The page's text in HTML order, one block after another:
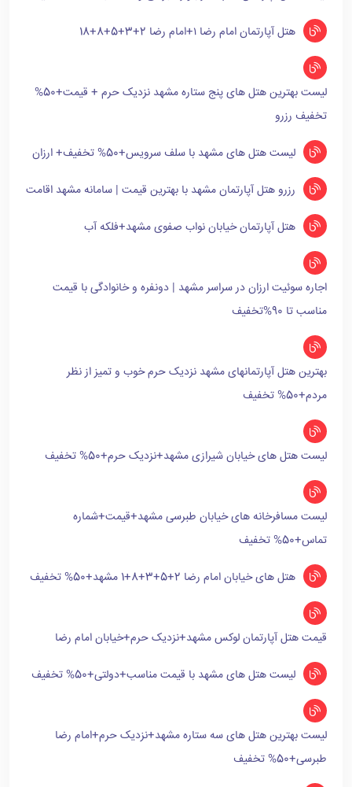
هتل آپارتمان امام رضا ۱+امام رضا 2+3+5+8+18
لیست بهترین هتل های پنج ستاره مشهد نزدیک حرم + قیمت+50%
تخفیف رزرو
لیست هتل های مشهد با سلف سرویس+50% تخفیف+ ارزان
رزرو هتل آپارتمان مشهد با بهترین قیمت | سامانه مشهد اقامت
هتل آپارتمان خیابان نواب صفوی مشهد+فلکه آب
اجاره سوئیت ارزان در سراسر مشهد | دونفره و خانوادگی با قیمت
مناسب تا 90%تخفیف
بهترین هتل آپارتمانهای مشهد نزدیک حرم خوب و تمیز از نظر
مردم+50% تخفیف
لیست هتل های خیابان شیرازی مشهد+نزدیک حرم+50% تخفیف
لیست مسافرخانه های خیابان طبرسی مشهد+قیمت+شماره
تماس+50% تخفیف
هتل های خیابان امام رضا 2+5+3+8+1 مشهد+50% تخفیف
قیمت هتل آپارتمان لوکس مشهد+نزدیک حرم+خیابان امام رضا
لیست هتل های مشهد با قیمت مناسب+دولتی+50% تخفیف
لیست بهترین هتل های سه ستاره مشهد+نزدیک حرم+امام رضا
طبرسی+50% تخفیف